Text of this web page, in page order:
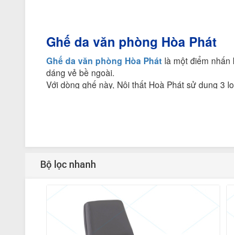
Ghế da văn phòng Hòa Phát
Ghế da văn phòng Hòa Phát là một điểm
dáng vẻ bề ngoài.
Với dòng ghế này, Nội thất Hoà Phát sử dụng 3
Ghế da văn phòng Hoà Phát có tựa và đệm
những đường may tinh tế, từng chi tiết tỉ mỉ ấn
và mẫu mã để khách hàng có thể lựa chọn
cậy dành cho bạn.
Có mấy loại ghế da văn phòng
Ghế da chân quỳ Hoà Phát cho phòng
Ghế da chân quỳ Hoà Phát thường sở hữu
Bộ lọc nhanh